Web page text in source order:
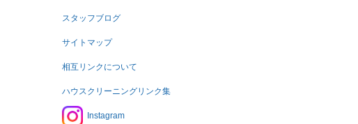
スタッフブログ
サイトマップ
相互リンクについて
ハウスクリーニングリンク集
Instagram